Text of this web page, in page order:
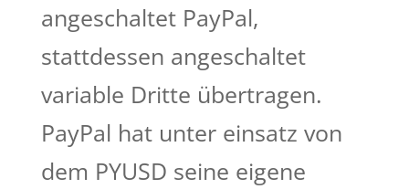
angeschaltet PayPal,
stattdessen angeschaltet
variable Dritte übertragen.
PayPal hat unter einsatz von
dem PYUSD seine eigene